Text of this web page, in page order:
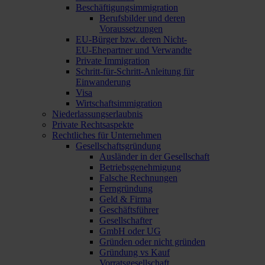
Beschäftigungsimmigration
Berufsbilder und deren
Voraussetzungen
EU-Bürger bzw. deren Nicht-
EU-Ehepartner und Verwandte
Private Immigration
Schritt-für-Schritt-Anleitung für
Einwanderung
Visa
Wirtschaftsimmigration
Niederlassungserlaubnis
Private Rechtsaspekte
Rechtliches für Unternehmen
Gesellschaftsgründung
Ausländer in der Gesellschaft
Betriebsgenehmigung
Falsche Rechnungen
Ferngründung
Geld & Firma
Geschäftsführer
Gesellschafter
GmbH oder UG
Gründen oder nicht gründen
Gründung vs Kauf